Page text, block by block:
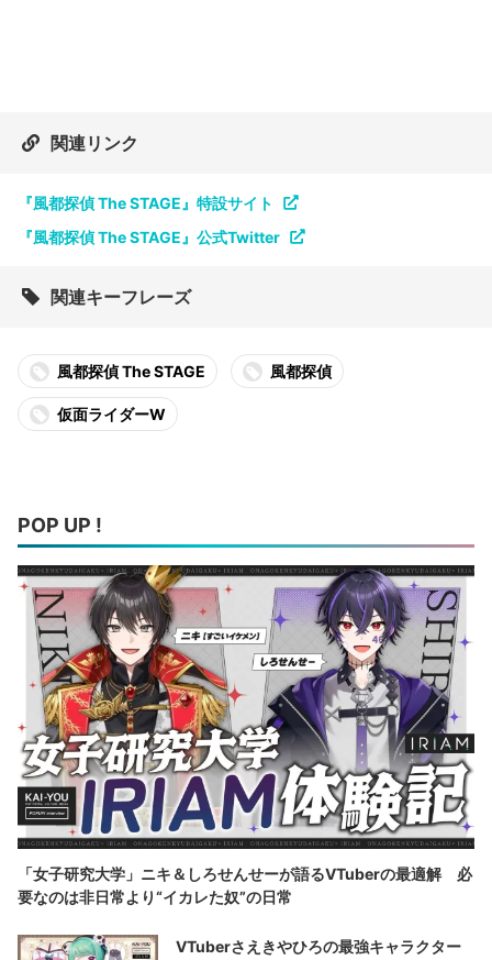
関連リンク
『風都探偵 The STAGE』特設サイト
『風都探偵 The STAGE』公式Twitter
関連キーフレーズ
風都探偵 The STAGE 風都探偵
仮面ライダーW
POP UP !
「女子研究大学」ニキ＆しろせんせーが語るVTuberの最適解 必
要なのは非日常より“イカレた奴”の日常
VTuberさえきやひろの最強キャラクター